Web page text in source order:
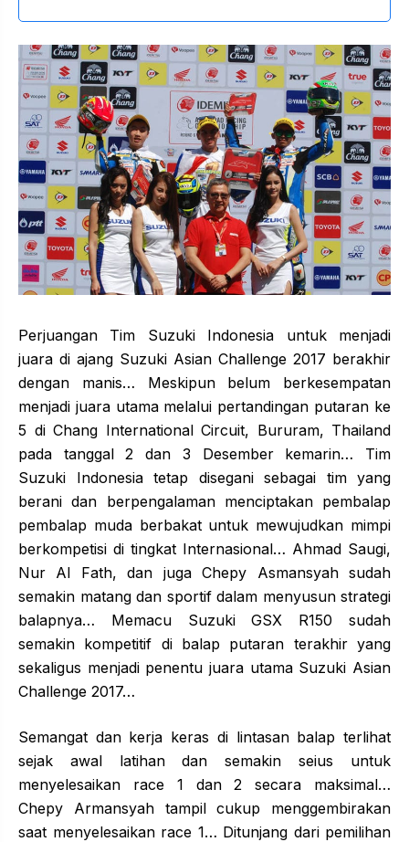
Perjuangan Tim Suzuki Indonesia untuk menjadi
juara di ajang Suzuki Asian Challenge 2017 berakhir
dengan manis… Meskipun belum berkesempatan
menjadi juara utama melalui pertandingan putaran ke
5 di Chang International Circuit, Bururam, Thailand
pada tanggal 2 dan 3 Desember kemarin… Tim
Suzuki Indonesia tetap disegani sebagai tim yang
berani dan berpengalaman menciptakan pembalap
pembalap muda berbakat untuk mewujudkan mimpi
berkompetisi di tingkat Internasional… Ahmad Saugi,
Nur Al Fath, dan juga Chepy Asmansyah sudah
semakin matang dan sportif dalam menyusun strategi
balapnya… Memacu Suzuki GSX R150 sudah
semakin kompetitif di balap putaran terakhir yang
sekaligus menjadi penentu juara utama Suzuki Asian
Challenge 2017…
Semangat dan kerja keras di lintasan balap terlihat
sejak awal latihan dan semakin seius untuk
menyelesaikan race 1 dan 2 secara maksimal…
Chepy Armansyah tampil cukup menggembirakan
saat menyelesaikan race 1… Ditunjang dari pemilihan